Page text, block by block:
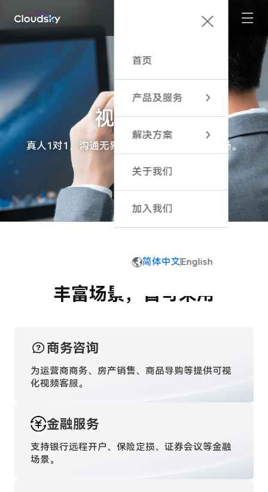
首页
产品及服务
解决方案
云电竞 · 酒店
元宇宙 · 文旅
云XR
关于我们
加入我们
简体中文English
视频客服
真人1对1，沟通无界限。远程服务，如临现场。
方案价值
丰富场景，皆可采用
商务咨询
为运营商商务、房产销售、商品导购等提供可视
化视频客服。
金融服务
支持银行远程开户、保险定损、证券会议等金融
场景。